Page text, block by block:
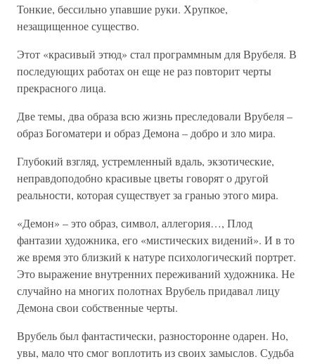
Тонкие, бессильно упавшие руки. Хрупкое,
незащищенное существо.
Этот «красивый этюд» стал программным для Врубеля. В
последующих работах он еще не раз повторит черты
прекрасного лица.
Две темы, два образа всю жизнь преследовали Врубеля –
образ Богоматери и образ Демона – добро и зло мира.
Глубокий взгляд, устремленный вдаль, экзотические,
неправдоподобно красивые цветы говорят о другой
реальности, которая существует за гранью этого мира.
«Демон» – это образ, символ, аллегория…, Плод
фантазии художника, его «мистических видений». И в то
же время это близкий к натуре психологический портрет.
Это выражение внутренних переживаний художника. Не
случайно на многих полотнах Врубель придавал лицу
Демона свои собственные черты.
Врубель был фантастически, разносторонне одарен. Но,
увы, мало что смог воплотить из своих замыслов. Судьба